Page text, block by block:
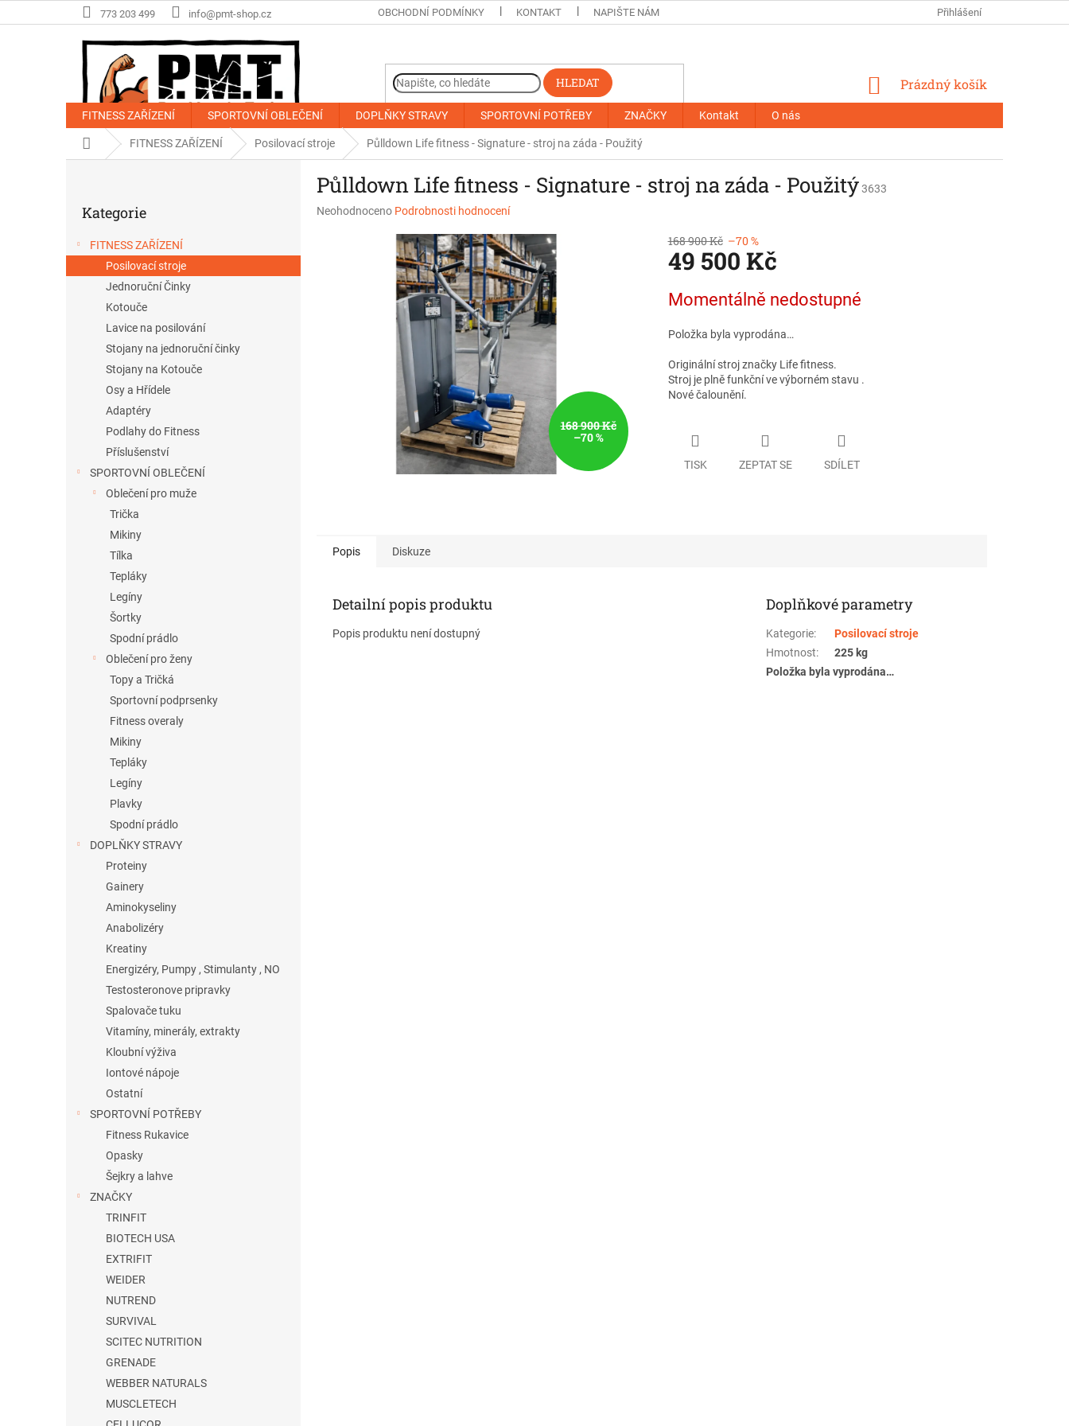
na
773 203 499 info@pmt-shop.cz OBCHODNÍ PODMÍNKY KONTAKT NAPIŠTE NÁM Přihlášení
HLEDAT
NÁKUPNÍ
KOŠÍK
Prázdný košík
FITNESS ZAŘÍZENÍ SPORTOVNÍ OBLEČENÍ DOPLŇKY STRAVY SPORTOVNÍ POTŘEBY ZNAČKY Kontakt O nás
Domů FITNESS ZAŘÍZENÍ Posilovací stroje Půlldown Life fitness - Signature - stroj na záda - Použitý
a
n
kategorie
Kategorie
FITNESS ZAŘÍZENÍ
Posilovací stroje
Jednoruční Činky
Kotouče
Lavice na posilování
Stojany na jednoruční činky
Stojany na Kotouče
Osy a Hřídele
Adaptéry
Podlahy do Fitness
Příslušenství
SPORTOVNÍ OBLEČENÍ
Oblečení pro muže
Trička
Mikiny
Tílka
Tepláky
Legíny
Šortky
Spodní prádlo
Oblečení pro ženy
Topy a Tričká
Sportovní podprsenky
Fitness overaly
Mikiny
Tepláky
Legíny
Plavky
Spodní prádlo
DOPLŇKY STRAVY
Proteiny
Gainery
Aminokyseliny
Anabolizéry
Kreatiny
Energizéry, Pumpy , Stimulanty , NO
Testosteronove pripravky
Spalovače tuku
Vitamíny, minerály, extrakty
Kloubní výživa
Iontové nápoje
Ostatní
SPORTOVNÍ POTŘEBY
Fitness Rukavice
Opasky
Šejkry a lahve
ZNAČKY
TRINFIT
BIOTECH USA
EXTRIFIT
WEIDER
NUTREND
SURVIVAL
SCITEC NUTRITION
GRENADE
WEBBER NATURALS
MUSCLETECH
Půlldown Life fitness - Signature - stroj na záda - Použitý3633
Průměrné
Neohodnoceno Podrobnosti hodnocení
168 900 Kč
–70 %
168 900 Kč –70 %
49 500 Kč
cena:
Momentálně nedostupné
Položka byla vyprodána…
Originální stroj značky Life fitness.
Stroj je plně funkční ve výborném stavu .
Nové čalounění.
TISK ZEPTAT SE SDÍLET
Popis Diskuze
Detailní popis produktu
Popis produktu není dostupný
Doplňkové parametry
Kategorie:
Posilovací stroje
Hmotnost:
225 kg
Položka byla vyprodána…